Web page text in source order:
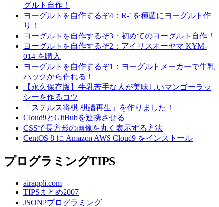
グルト自作！
ヨーグルトを自作するぞ4：R-1を種菌にヨーグルト作
り！
ヨーグルトを自作するぞ3：初めてのヨーグルト自作！
ヨーグルトを自作するぞ2：アイリスオーヤマ KYM-
014 を購入
ヨーグルトを自作するぞ1：ヨーグルトメーカーで牛乳
パックから作れる！
【永久保存版】牛乳苦手な人が美味しいマンゴーラッ
シーを作るコツ
「ステルス将棋 棋譜再生」を作りました！
Cloud9とGitHubを連携させる
CSSで長方形の画像を丸く表示する方法
CentOS 8 に Amazon AWS Cloud9 をインストール
プログラミングTIPS
airappli.com
TIPSまとめ2007
JSONPプログラミング